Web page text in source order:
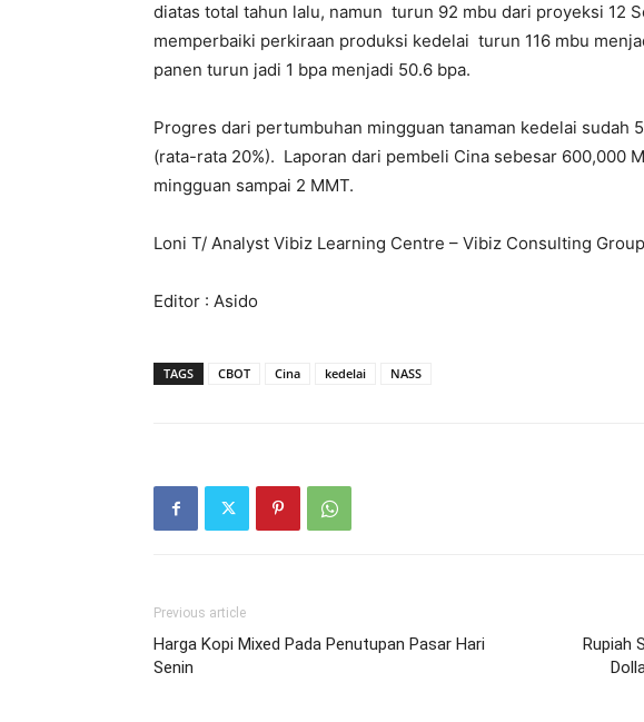
diatas total tahun lalu, namun turun 92 mbu dari proyeksi 12
memperbaiki perkiraan produksi kedelai turun 116 mbu
panen turun jadi 1 bpa menjadi 50.6 bpa.
Progres dari pertumbuhan mingguan tanaman kedelai sudah
(rata-rata 20%). Laporan dari pembeli Cina sebesar 600,000
mingguan sampai 2 MMT.
Loni T/ Analyst Vibiz Learning Centre – Vibiz Consulting Group
Editor : Asido
TAGS CBOT Cina kedelai NASS
Previous article
Harga Kopi Mixed Pada Penutupan Pasar Hari
Senin
Rupiah